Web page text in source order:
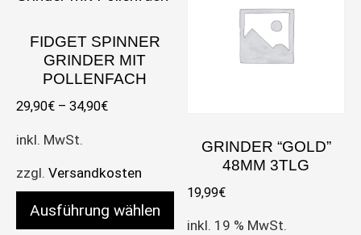
FIDGET SPINNER
GRINDER MIT
POLLENFACH
29,90€ – 34,90€
inkl. MwSt.
zzgl. Versandkosten
Ausführung wählen
GRINDER “GOLD”
48MM 3TLG
19,99€
inkl. 19 % MwSt.